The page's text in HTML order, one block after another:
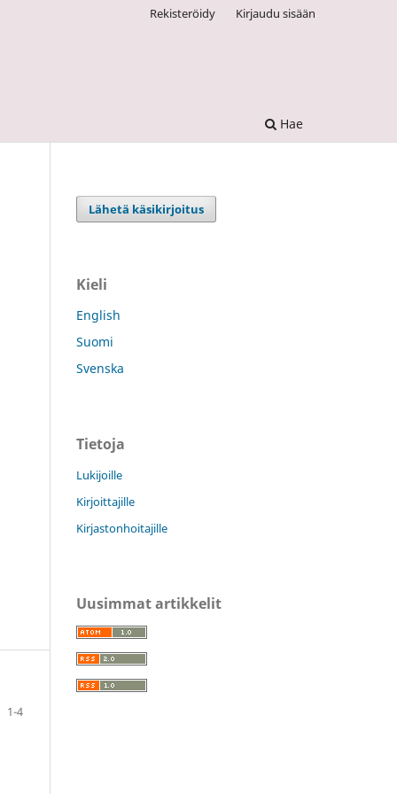
Hae
Rekisteröidy Kirjaudu sisään
1-4
Lähetä käsikirjoitus
Kieli
English
Suomi
Svenska
Tietoja
Lukijoille
Kirjoittajille
Kirjastonhoitajille
Uusimmat artikkelit